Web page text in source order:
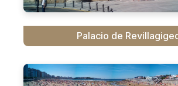
Palacio de